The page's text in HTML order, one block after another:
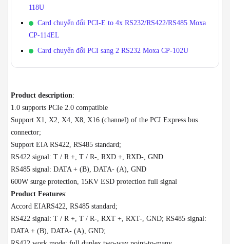
118U
Card chuyển đổi PCI-E to 4x RS232/RS422/RS485 Moxa
CP-114EL
Card chuyển đổi PCI sang 2 RS232 Moxa CP-102U
Product description:
1.0 supports PCIe 2.0 compatible
Support X1, X2, X4, X8, X16 (channel) of the PCI Express bus
connector;
Support EIA RS422, RS485 standard;
RS422 signal: T / R +, T / R-, RXD +, RXD-, GND
RS485 signal: DATA + (B), DATA- (A), GND
600W surge protection, 15KV ESD protection full signal
Product Features:
Accord EIARS422, RS485 standard;
RS422 signal: T / R +, T / R-, RXT +, RXT-, GND; RS485 signal:
DATA + (B), DATA- (A), GND;